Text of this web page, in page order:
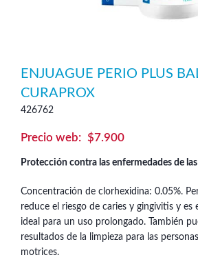
ENJUAGUE PERIO PLUS
CURAPROX
426762
$7.900
Protección contra las enfermedades de
Concentración de clorhexidina: 0.05%.
reduce el riesgo de caries y gingivitis y es
ideal para un uso prolongado. También
resultados de la limpieza para las
motrices.